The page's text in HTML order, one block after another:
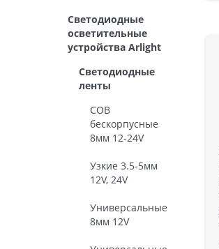
Светодиодные
осветительные
устройства Arlight
Светодиодные
ленты
COB
бескорпусные
8мм 12-24V
Узкие 3.5-5мм
12V, 24V
Универсальные
8мм 12V